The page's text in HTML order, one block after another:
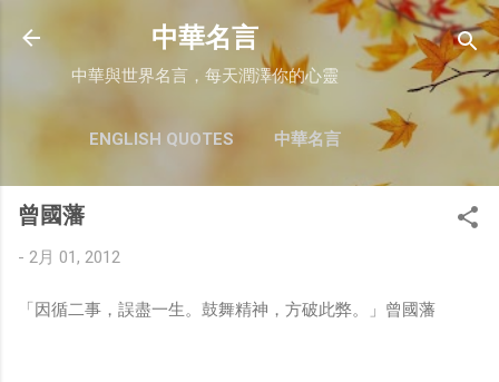
跳至主要內容
中華名言
中華與世界名言，每天潤澤你的心靈
ENGLISH QUOTES 中華名言
曾國藩
- 2月 01, 2012
「因循二事，誤盡一生。鼓舞精神，方破此弊。」曾國藩